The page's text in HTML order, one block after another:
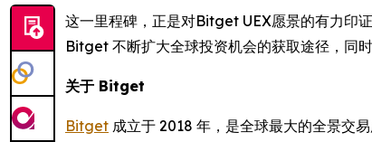
这一里程碑，正是对Bitget UEX愿景的有力印
Bitget 不断扩大全球投资机会的获取途径，同
关于 Bitget
Bitget 成立于 2018 年，是全球最大的全景交